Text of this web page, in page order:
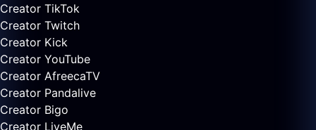
Creator TikTok
Creator Twitch
Creator Kick
Creator YouTube
Creator AfreecaTV
Creator Pandalive
Creator Bigo
Creator LiveMe